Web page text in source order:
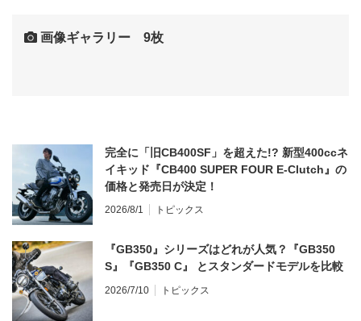
画像ギャラリー 9枚
完全に「旧CB400SF」を超えた!? 新型400ccネ
イキッド『CB400 SUPER FOUR E-Clutch』の
価格と発売日が決定！
2026/8/1 トピックス
『GB350』シリーズはどれが人気？『GB350
S』『GB350 C』 とスタンダードモデルを比較
2026/7/10 トピックス